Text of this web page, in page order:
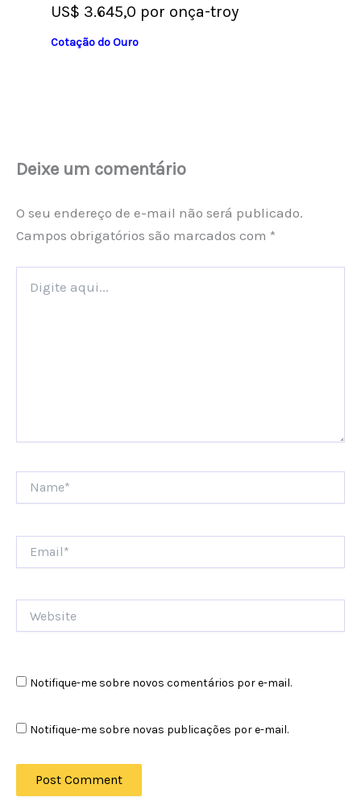
US$ 3.645,0 por onça-troy
Cotação do Ouro
Deixe um comentário
O seu endereço de e-mail não será publicado.
Campos obrigatórios são marcados com *
aqui...
Notifique-me sobre novos comentários por e-mail.
Notifique-me sobre novas publicações por e-mail.